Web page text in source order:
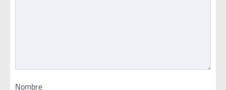
Nombre